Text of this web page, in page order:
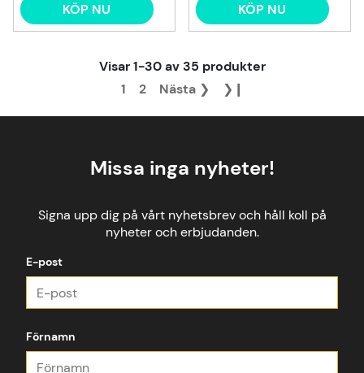
KÖP NU KÖP NU
Visar1-30av35 produkter
1
2 Nästa ❯ ❯❙
Missa inga nyheter!
Signa upp dig på vårt nyhetsbrev och håll koll på
nyheter och erbjudanden.
E-post
Förnamn